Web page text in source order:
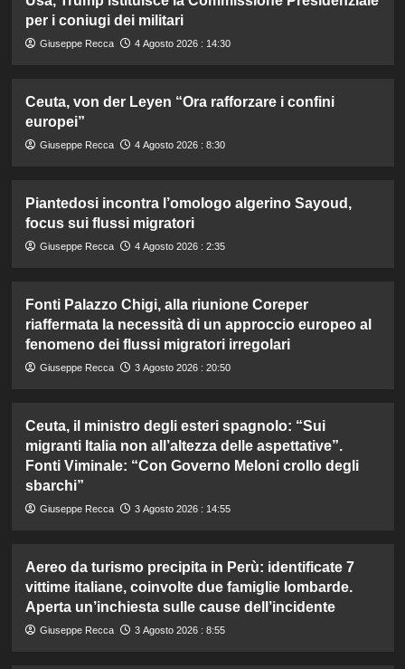
per i coniugi dei militari
Giuseppe Recca 4 Agosto 2026 : 14:30
Ceuta, von der Leyen “Ora rafforzare i confini
europei”
Giuseppe Recca 4 Agosto 2026 : 8:30
Piantedosi incontra l’omologo algerino Sayoud,
focus sui flussi migratori
Giuseppe Recca 4 Agosto 2026 : 2:35
Fonti Palazzo Chigi, alla riunione Coreper
riaffermata la necessità di un approccio europeo al
fenomeno dei flussi migratori irregolari
Giuseppe Recca 3 Agosto 2026 : 20:50
Ceuta, il ministro degli esteri spagnolo: “Sui
migranti Italia non all’altezza delle aspettative”.
Fonti Viminale: “Con Governo Meloni crollo degli
sbarchi”
Giuseppe Recca 3 Agosto 2026 : 14:55
Aereo da turismo precipita in Perù: identificate 7
vittime italiane, coinvolte due famiglie lombarde.
Aperta un’inchiesta sulle cause dell’incidente
Giuseppe Recca 3 Agosto 2026 : 8:55